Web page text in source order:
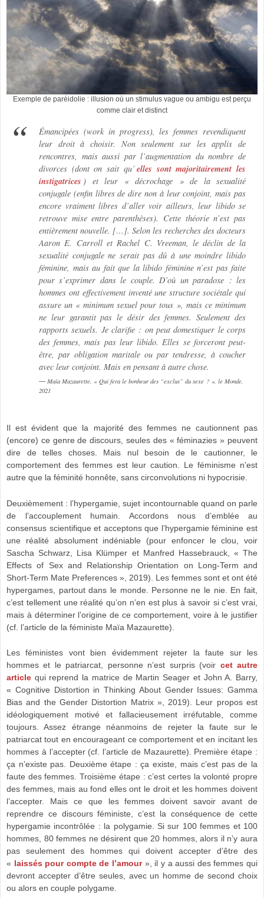
Exemple de paréidolie : illusion où un stimulus vague ou ambigu est perçu
comme clair et distinct
Émancipées (work in progress), les femmes revendiquent
leur droit à choisir. Non seulement sur les applis de
rencontres, mais aussi par l’augmentation du nombre de
divorces (dont on sait qu’ elles sont majoritairement les
instigatrices ) et leur « décrochage » de la sexualité
conjugale (enfin libres de dire non à leur conjoint, mais pas
encore vraiment libres d’aller voir ailleurs, leur libido se
retrouve mise entre parenthèses). Cette théorie n’est pas
entièrement nouvelle. […]. Selon les recherches des docteurs
Aaron E. Carroll et Rachel C. Vreeman, le déclin de la
sexualité conjugale ne serait pas dû à une moindre libido
féminine, mais au fait que la libido féminine n’est pas faite
pour s’exprimer dans le couple. D’où un paradoxe : les
hommes ont effectivement inventé une structure sociétale qui
assure un « minimum sexuel pour tous », mais ce minimum
ne leur garantit pas le désir des femmes. Seulement des
rapports sexuels. Je clarifie : on peut domestiquer le corps
des femmes, mais pas leur libido. Elles se forceront peut-
être, par obligation maritale ou par tendresse, à coucher
avec leur conjoint. Mais en pensant à autre chose.
Maïa Mazaurette, « Qui fera le bonheur des “exclus” du sexe ? », le Monde,
2021
Il est évident que la majorité des femmes ne cautionnent pas
(encore) ce genre de discours, seules des « féminazies » peuvent
dire de telles choses. Mais nul besoin de le cautionner, le
comportement des femmes est leur caution. Le féminisme n’est
autre que la féminité honnête, sans circonvolutions ni hypocrisie.
Deuxièmement : l’hypergamie, sujet incontournable quand on parle
de l’accouplement humain. Accordons nous d’emblée au
consensus scientifique et acceptons que l’hypergamie féminine est
une réalité absolument indéniable (pour enfoncer le clou, voir
Sascha Schwarz, Lisa Klümper et Manfred Hassebrauck, « The
Effects of Sex and Relationship Orientation on Long-Term and
Short-Term Mate Preferences », 2019). Les femmes sont et ont été
hypergames, partout dans le monde. Personne ne le nie. En fait,
c’est tellement une réalité qu’on n’en est plus à savoir si c’est vrai,
mais à déterminer l’origine de ce comportement, voire à le justifier
(cf. l’article de la féministe Maïa Mazaurette).
Les féministes vont bien évidemment rejeter la faute sur les
hommes et le patriarcat, personne n’est surpris (voir cet autre
article qui reprend la matrice de Martin Seager et John A. Barry,
« Cognitive Distortion in Thinking About Gender Issues: Gamma
Bias and the Gender Distortion Matrix », 2019). Leur propos est
idéologiquement motivé et fallacieusement irréfutable, comme
toujours. Assez étrange néanmoins de rejeter la faute sur le
patriarcat tout en encourageant ce comportement et en incitant les
hommes à l’accepter (cf. l’article de Mazaurette). Première étape :
ça n’existe pas. Deuxième étape : ça existe, mais c’est pas de la
faute des femmes. Troisième étape : c’est certes la volonté propre
des femmes, mais au fond elles ont le droit et les hommes doivent
l’accepter. Mais ce que les femmes doivent savoir avant de
reprendre ce discours féministe, c’est la conséquence de cette
hypergamie incontrôlée : la polygamie. Si sur 100 femmes et 100
hommes, 80 femmes ne désirent que 20 hommes, alors il n’y aura
pas seulement des hommes qui doivent accepter d’être des
«
laissés pour compte de l’amour», il y a aussi des femmes qui
devront accepter d’être seules, avec un homme de second choix
ou alors en couple polygame.